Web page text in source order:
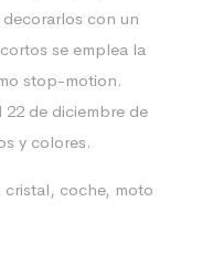
con un
se emplea la
stop-motion.
de diciembre de
y colores.
cristal, coche, moto